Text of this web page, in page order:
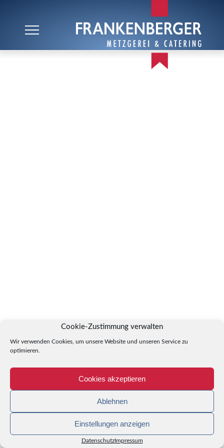
Cookie-Zustimmung verwalten
Wir verwenden Cookies, um unsere Website und unseren Service zu
optimieren.
Cookies akzeptieren
Ablehnen
Einstellungen anzeigen
DatenschutzImpressum